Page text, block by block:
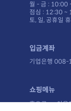
월 - 금 : 10:00
점심 : 12:30 ~
토, 일, 공휴일
입금계좌
기업은행
쇼핑메뉴
홈으로 이용